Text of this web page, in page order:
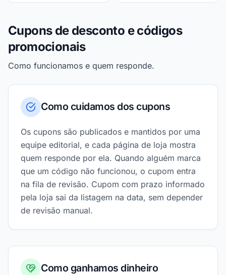
Cupons de desconto e códigos
promocionais
Como funcionamos e quem responde.
Como cuidamos dos cupons
Os cupons são publicados e mantidos por uma
equipe editorial, e cada página de loja mostra
quem responde por ela. Quando alguém marca
que um código não funcionou, o cupom entra
na fila de revisão. Cupom com prazo informado
pela loja sai da listagem na data, sem depender
de revisão manual.
Como ganhamos dinheiro